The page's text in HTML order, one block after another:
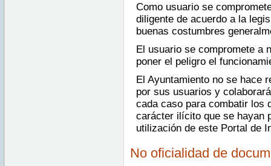
Como usuario se
diligente de acuerdo a la
buenas costumbres
El usuario se compromete a
poner el peligro el
El Ayuntamiento no se hace
por sus usuarios y
cada caso para combatir los
carácter ilícito que se hayan
utilización de este Portal de
No oficialidad de